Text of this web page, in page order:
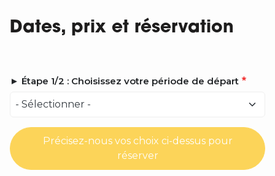
Dates, prix et réservation
► Étape 1/2 : Choisissez votre période de départ
Précisez-nous vos choix ci-dessus pour
réserver